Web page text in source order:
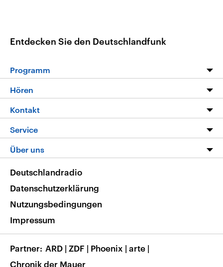
Entdecken Sie den Deutschlandfunk
Programm
Programm
Die Nachrichten
Nachrichtenleicht
Neue Beiträge auf dlf.de
Hören
Livestream
Podcasts
Deutschlandfunk App
Nachrichten App
Frequenzen
Kontakt
Hörerservice
Service
FAQ
Veranstaltungen
Musikliste
RSS
Über uns
Barrierefreiheit
Deutschlandradio
Datenschutzerklärung
Nutzungsbedingungen
Impressum
Partner ARD | ZDF | Phoenix | arte |
Chronik der Mauer